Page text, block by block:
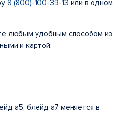
8 (800)-100-39-13 или в одном
любым удобным способом из
и картой:
а5, блейд а7 меняется в